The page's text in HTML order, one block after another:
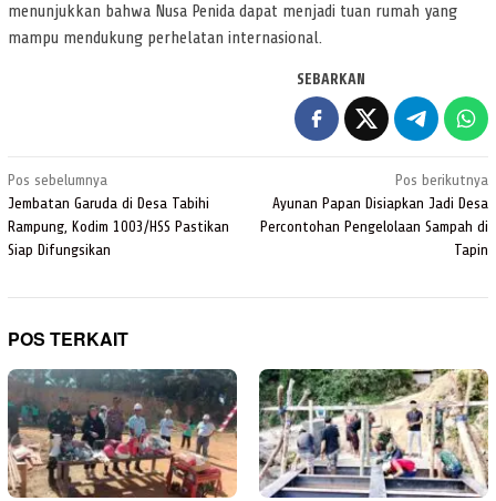
menunjukkan bahwa Nusa Penida dapat menjadi tuan rumah yang
mampu mendukung perhelatan internasional.
SEBARKAN
Navigasi
pos
Pos sebelumnya
Jembatan Garuda di Desa Tabihi
Rampung, Kodim 1003/HSS Pastikan
Siap Difungsikan
Pos berikutnya
Ayunan Papan Disiapkan Jadi Desa
Percontohan Pengelolaan Sampah di
Tapin
POS TERKAIT